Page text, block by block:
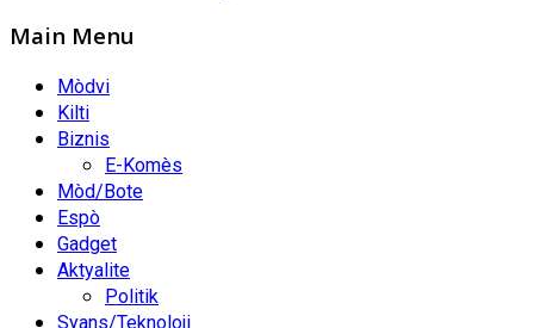
Main Menu
Mòdvi
Kilti
Biznis
E-Komès
Mòd/Bote
Espò
Gadget
Aktyalite
Politik
Syans/Teknoloji